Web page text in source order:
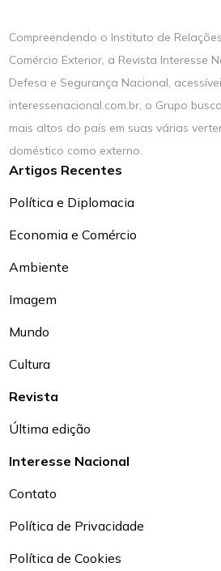
Compreendendo o Instituto de
Comércio Exterior, a Revista Interesse
Defesa e Segurança Nacional,
interessenacional.com.br, o Grupo
mais altos do país em suas várias
doméstico como externo.
Artigos Recentes
Política e Diplomacia
Economia e Comércio
Ambiente
Imagem
Mundo
Cultura
Revista
Última edição
Interesse Nacional
Contato
Política de Privacidade
Política de Cookies